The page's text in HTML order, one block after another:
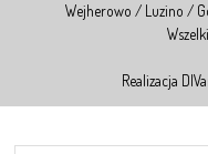
Wejherowo /